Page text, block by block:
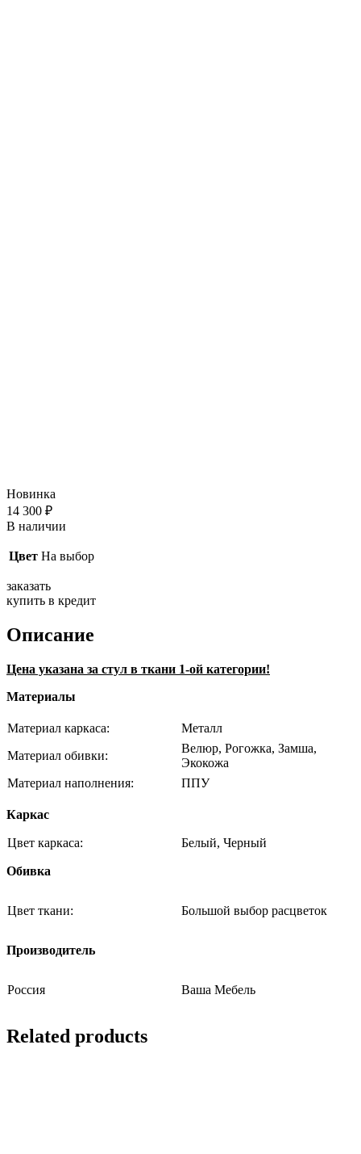
Новинка
14 300 ₽
В наличии
Цвет На выбор
заказать
купить в кредит
Описание
Цена указана за стул в ткани 1-ой категории!
Материалы
Материал каркаса:
Металл
Материал обивки:
Велюр, Рогожка, Замша,
Экокожа
Материал наполнения:
ППУ
Каркас
Цвет каркаса: Белый, Черный
Обивка
Цвет ткани: Большой выбор расцветок
Производитель
Россия Ваша Мебель
Related products